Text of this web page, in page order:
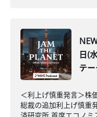
日(
テ
＜利上げ慎重発言＞株
総裁の追加利上げ慎重